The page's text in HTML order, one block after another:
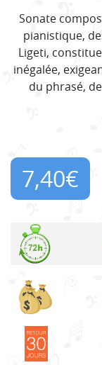
Sonate
pianistique,
Ligeti,
inégalée,
du phrasé,
7,40€